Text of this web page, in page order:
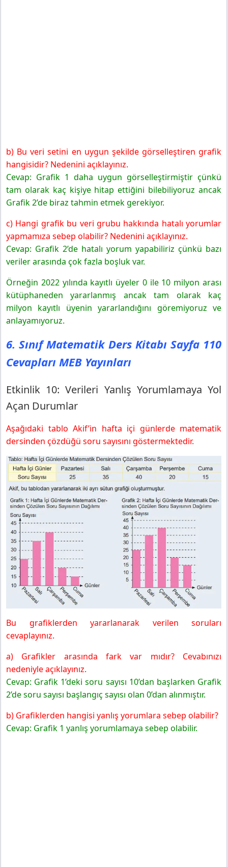
b) Bu veri setini en uygun şekilde görselleştiren grafik
hangisidir? Nedenini açıklayınız.
Cevap: Grafik 1 daha uygun görselleştirmiştir çünkü
tam olarak kaç kişiye hitap ettiğini bilebiliyoruz ancak
Grafik 2’de biraz tahmin etmek gerekiyor.
c) Hangi grafik bu veri grubu hakkında hatalı yorumlar
yapmamıza sebep olabilir? Nedenini açıklayınız.
Cevap: Grafik 2’de hatalı yorum yapabiliriz çünkü bazı
veriler arasında çok fazla boşluk var.
Örneğin 2022 yılında kayıtlı üyeler 0 ile 10 milyon arası
kütüphaneden yararlanmış ancak tam olarak kaç
milyon kayıtlı üyenin yararlandığını göremiyoruz ve
anlayamıyoruz.
6. Sınıf Matematik Ders Kitabı Sayfa 110
Cevapları MEB Yayınları
Etkinlik 10: Verileri Yanlış Yorumlamaya Yol
Açan Durumlar
Aşağıdaki tablo Akif’in hafta içi günlerde matematik
dersinden çözdüğü soru sayısını göstermektedir.
Bu grafiklerden yararlanarak verilen soruları
cevaplayınız.
a) Grafikler arasında fark var mıdır? Cevabınızı
nedeniyle açıklayınız.
Cevap: Grafik 1’deki soru sayısı 10’dan başlarken Grafik
2’de soru sayısı başlangıç sayısı olan 0’dan alınmıştır.
b) Grafiklerden hangisi yanlış yorumlara sebep olabilir?
Cevap: Grafik 1 yanlış yorumlamaya sebep olabilir.